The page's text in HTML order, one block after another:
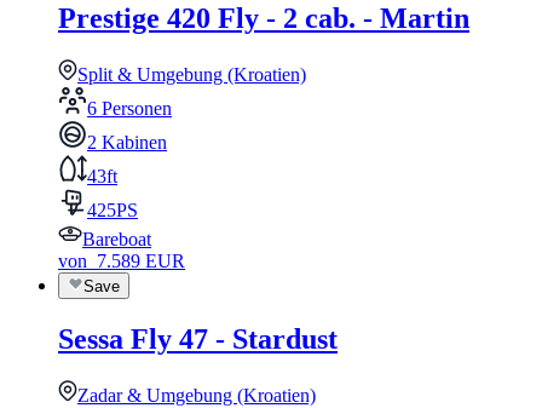
Prestige 420 Fly - 2 cab. - Martin
Split & Umgebung (Kroatien)
6 Personen
2 Kabinen
43ft
425PS
Bareboat
von 7.589 EUR
Save
Sessa Fly 47 - Stardust
Zadar & Umgebung (Kroatien)